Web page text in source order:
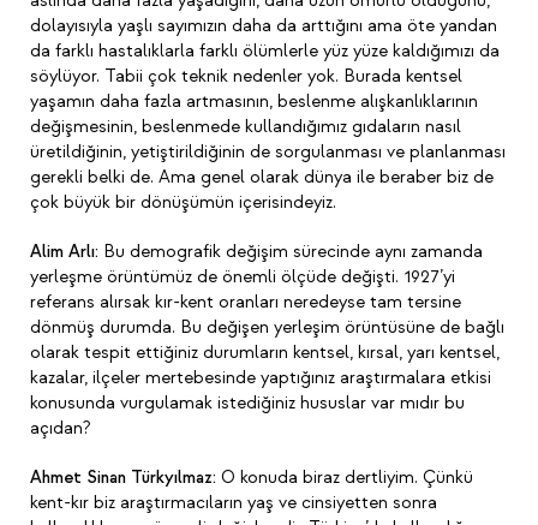
dolayısıyla yaşlı sayımızın daha da arttığını ama öte yandan
da farklı hastalıklarla farklı ölümlerle yüz yüze kaldığımızı da
söylüyor. Tabii çok teknik nedenler yok. Burada kentsel
yaşamın daha fazla artmasının, beslenme alışkanlıklarının
değişmesinin, beslenmede kullandığımız gıdaların nasıl
üretildiğinin, yetiştirildiğinin de sorgulanması ve planlanması
gerekli belki de. Ama genel olarak dünya ile beraber biz de
çok büyük bir dönüşümün içerisindeyiz.
Alim Arlı: Bu demografik değişim sürecinde aynı zamanda
yerleşme örüntümüz de önemli ölçüde değişti. 1927’yi
referans alırsak kır-kent oranları neredeyse tam tersine
dönmüş durumda. Bu değişen yerleşim örüntüsüne de bağlı
olarak tespit ettiğiniz durumların kentsel, kırsal, yarı kentsel,
kazalar, ilçeler mertebesinde yaptığınız araştırmalara etkisi
konusunda vurgulamak istediğiniz hususlar var mıdır bu
açıdan?
Ahmet Sinan Türkyılmaz: O konuda biraz dertliyim. Çünkü
kent-kır biz araştırmacıların yaş ve cinsiyetten sonra